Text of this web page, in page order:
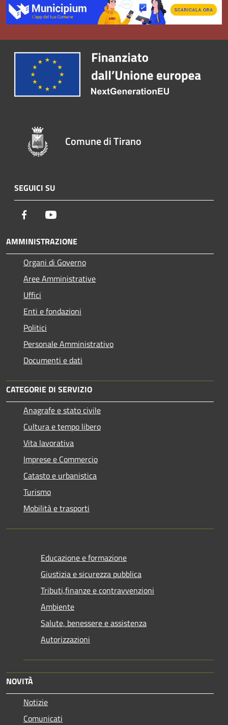
Comune di Tirano
SEGUICI SU
Facebook
AMMINISTRAZIONE
Organi di Governo
Aree Amministrative
Uffici
Enti e fondazioni
Politici
Personale Amministrativo
Documenti e dati
CATEGORIE DI SERVIZIO
Anagrafe e stato civile
Cultura e tempo libero
Vita lavorativa
Imprese e Commercio
Catasto e urbanistica
Turismo
Mobilità e trasporti
Educazione e formazione
Giustizia e sicurezza pubblica
Tributi,finanze e contravvenzioni
Ambiente
Salute, benessere e assistenza
Autorizzazioni
NOVITÀ
Notizie
Comunicati